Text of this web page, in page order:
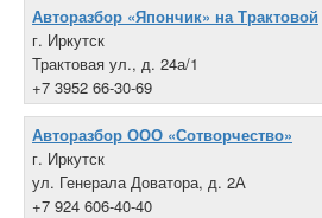
Авторазбор «Япончик» на Трактовой
г. Иркутск
Трактовая ул., д. 24а/1
+7 3952 66-30-69
Авторазбор ООО «Сотворчество»
г. Иркутск
ул. Генерала Доватора, д. 2А
+7 924 606-40-40